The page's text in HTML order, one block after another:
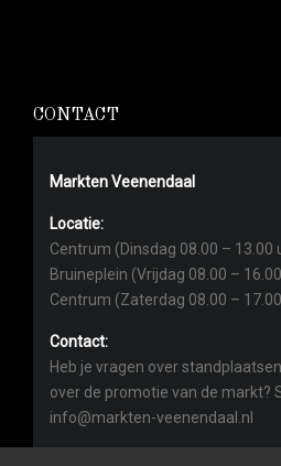
CONTACT
Markten Veenendaal
Locatie:
Centrum (Dinsdag 08.00 – 13.00
Bruineplein (Vrijdag 08.00 –
Centrum (Zaterdag 08.00 –
Contact:
Heb je vragen over
over de promotie van de markt?
info@markten-veenendaal.nl